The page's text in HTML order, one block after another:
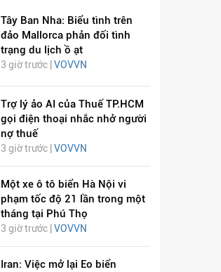
Tây Ban Nha: Biểu tình trên
đảo Mallorca phản đối tình
trạng du lịch ồ ạt
3 giờ trước | VOVVN
Trợ lý ảo AI của Thuế TP.HCM
gọi điện thoại nhắc nhở người
nợ thuế
3 giờ trước | VOVVN
Một xe ô tô biển Hà Nội vi
phạm tốc độ 21 lần trong một
tháng tại Phú Thọ
3 giờ trước | VOVVN
Iran: Việc mở lại Eo biển